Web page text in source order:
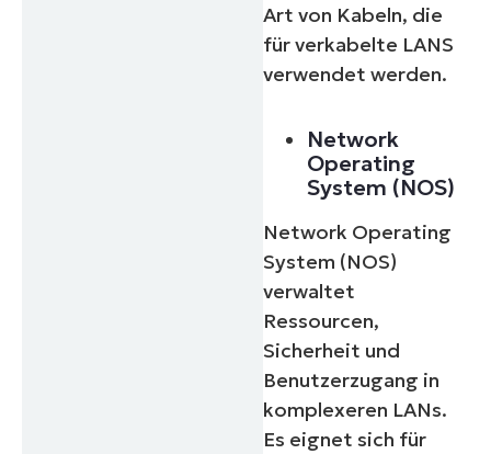
Art von Kabeln, die
für verkabelte LANS
verwendet werden.
Network
Operating
System (NOS)
Network Operating
System (NOS)
verwaltet
Ressourcen,
Sicherheit und
Benutzerzugang in
komplexeren LANs.
Es eignet sich für